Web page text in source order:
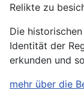
Relikte zu
Die
Identität der
erkunden und
mehr über die